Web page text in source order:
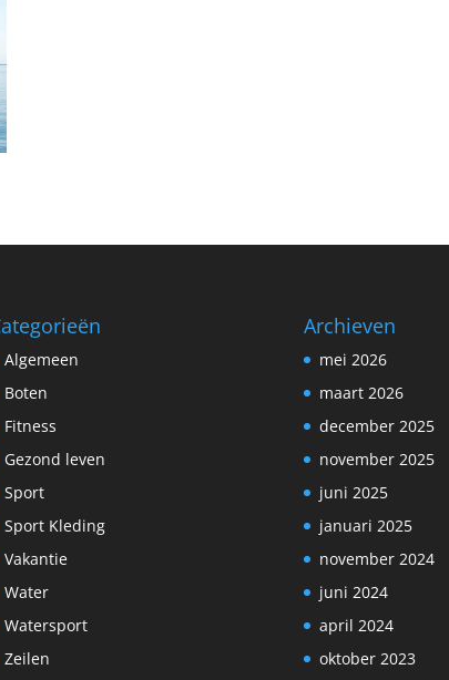
Algemeen
Boten
Fitness
Gezond leven
Sport
Sport Kleding
Vakantie
Water
Watersport
Zeilen
Archieven
mei 2026
maart 2026
december 2025
november 2025
juni 2025
januari 2025
november 2024
juni 2024
april 2024
oktober 2023